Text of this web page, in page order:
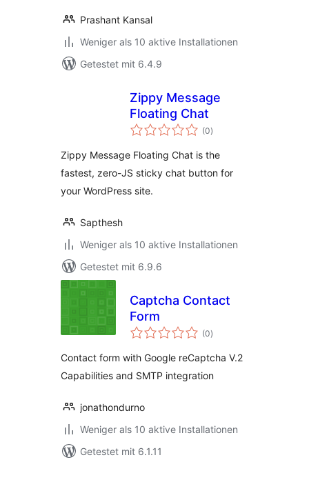
Prashant Kansal
Weniger als 10 aktive Installationen
Getestet mit 6.4.9
Zippy Message
Floating Chat
(0Bewertungen
gesamt
)
Zippy Message Floating Chat is the
fastest, zero-JS sticky chat button for
your WordPress site.
Sapthesh
Weniger als 10 aktive Installationen
Getestet mit 6.9.6
Captcha Contact
Form
(0Bewertungen
gesamt
)
Contact form with Google reCaptcha V.2
Capabilities and SMTP integration
jonathondurno
Weniger als 10 aktive Installationen
Getestet mit 6.1.11